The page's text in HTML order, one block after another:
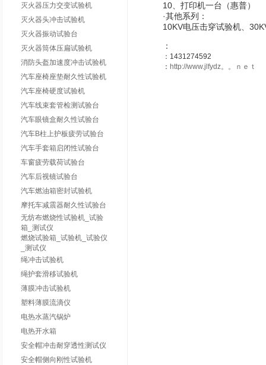
灭火器压力交变试验机
灭火器头冲击试验机
灭火器振动试验台
灭火器筒体压扁试验机
消防头盔加速度冲击试验机
汽车座椅座垫耐久性试验机
汽车座椅硬度试验机
汽车线束套管检测试验台
汽车眼镜盒耐久性试验台
汽车B柱上护板疲劳试验台
汽车手套箱启闭性试验台
车窗疲劳载荷试验台
汽车后视镜试验台
汽车燃油箱密封试验机
摩托车减震器耐久性试验台
无纺布燃烧性试验机_试验
箱_测试仪
燃烧试验箱_试验机_试验仪
_测试仪
绳冲击试验机
绳护套滑移试验机
薄膜冲击试验机
塑料薄膜流滴仪
电热水蒸汽锅炉
电热开水箱
安全帽冲击耐穿透性测试仪
安全帽侧向刚性试验机
10、打印机一台（惠普）
·其他系列：
10KV电压击穿试验机、
：
：1431274592
： http://www.jlfydz。。ｎｅｔ